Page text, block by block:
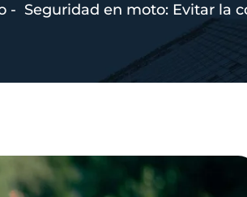
- Seguridad en moto: Evitar la